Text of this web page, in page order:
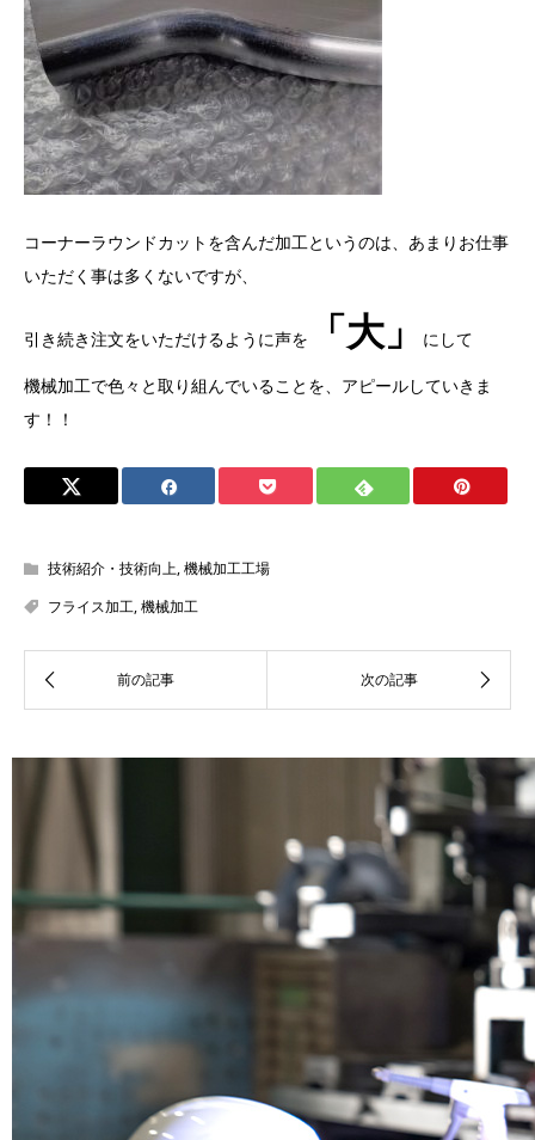
コーナーラウンドカットを含んだ加工というのは、あまりお仕事
いただく事は多くないですが、
引き続き注文をいただけるように声を 「大」 にして
機械加工で色々と取り組んでいることを、アピールしていきま
す！！
技術紹介・技術向上,機械加工工場
フライス加工,機械加工